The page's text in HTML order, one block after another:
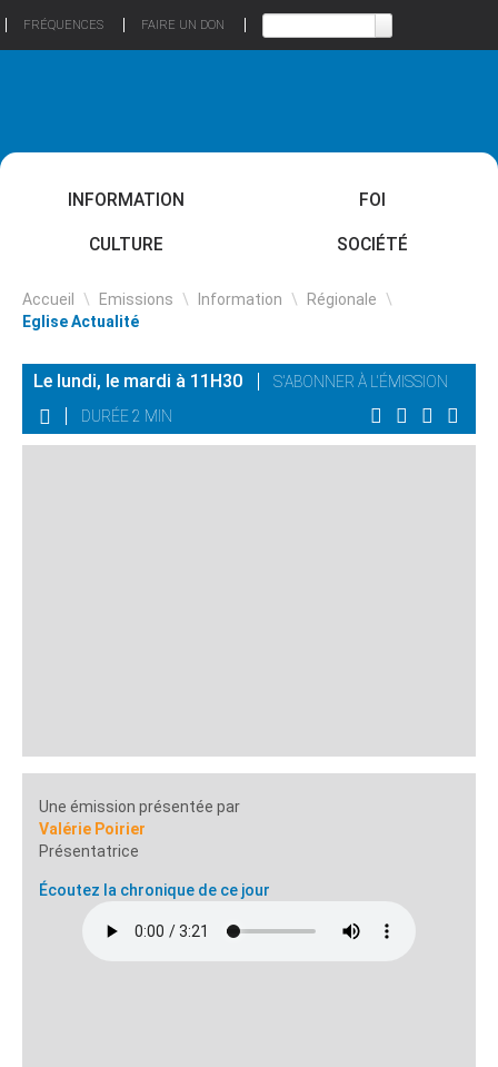
FRÉQUENCES FAIRE UN DON
INFORMATION FOI
CULTURE SOCIÉTÉ
Accueil \ Emissions \ Information \ Régionale \
Eglise Actualité
Le lundi, le mardi à 11H30
S'ABONNER À L'ÉMISSION
DURÉE 2 MIN
Une émission présentée par
Valérie Poirier
Présentatrice
Écoutez la chronique de ce jour